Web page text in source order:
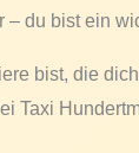
– du bist ein
bist, die
Taxi